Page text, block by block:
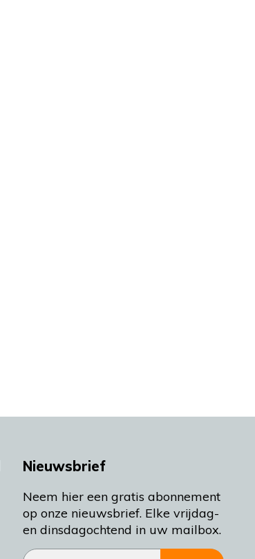
Nieuwsbrief
Neem hier een gratis abonnement
op onze nieuwsbrief. Elke vrijdag-
en dinsdagochtend in uw mailbox.